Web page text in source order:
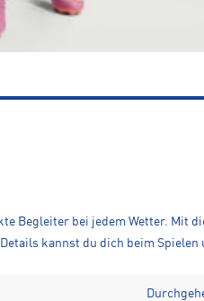
Begleiter bei jedem Wetter. Mit
kannst du dich beim